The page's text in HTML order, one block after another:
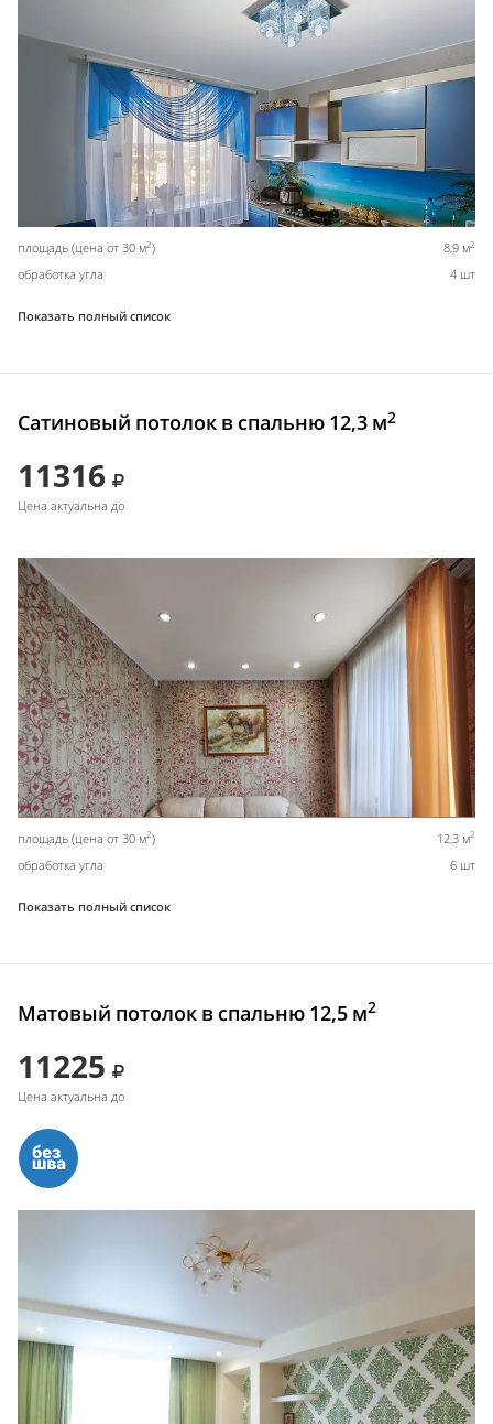
площадь (цена от 30 м2) 8,9 м2
обработка угла 4 шт
Показать полный список
Сатиновый потолок в спальню 12,3 м2
11316
Цена актуальна до
площадь (цена от 30 м2) 12,3 м2
обработка угла 6 шт
Показать полный список
Матовый потолок в спальню 12,5 м2
11225
Цена актуальна до